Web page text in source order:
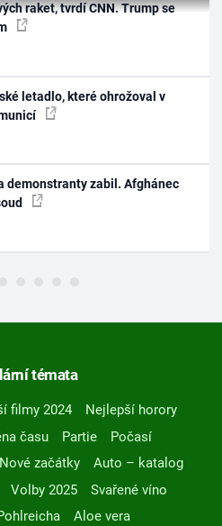
raket, tvrdí CNN. Trump se
letadlo, které ohrožoval v
demonstranty zabil. Afghánec
témata
filmy 2024
Nejlepší horory
času Partie
Počasí
začátky
Auto – katalog
Volby 2025
Svařené víno
Aloe vera